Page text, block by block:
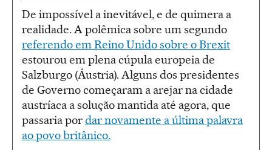
De impossível a inevitável, e de quimera a
realidade. A polêmica sobre um segundo
referendo em Reino Unido sobre o Brexit
estourou em plena cúpula europeia de
Salzburgo (Áustria). Alguns dos presidentes
de Governo começaram a arejar na cidade
austríaca a solução mantida até agora, que
passaria pordar novamente a última palavra
ao povo britânico.